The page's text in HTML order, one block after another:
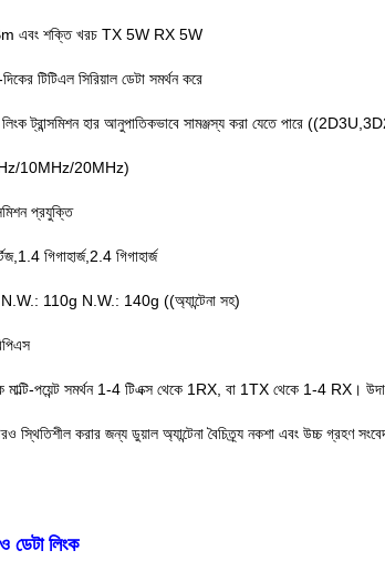
এবং শক্তি খরচ TX 5W RX 5W
টিটিএল সিরিয়াল ডেটা সমর্থন করে
ট্রান্সমিশন হার আনুপাতিকভাবে সামঞ্জস্য করা যেতে পারে
10MHz/20MHz)
প্রযুক্তি
গিগাহার্জ,2.4 গিগাহার্জ
110g N.W.: 140g ((অ্যান্টেনা সহ)
মাল্টি-পয়েন্ট সমর্থন 1-4 টিএক্স থেকে 1RX, বা 1TX থেকে 1-4
স্থিতিশীল করার জন্য ডুয়াল অ্যান্টেনা বৈচিত্র্য নকশা এবং উচ্চ গ্রহণ
ডেটা লিংক